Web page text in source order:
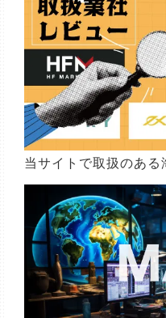
当サイトで取扱のあ